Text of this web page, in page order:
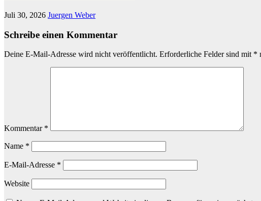
Juli 30, 2026 Juergen Weber
Schreibe einen Kommentar
Deine E-Mail-Adresse wird nicht veröffentlicht. Erforderliche Felder sind mit *
Kommentar *
Name *
E-Mail-Adresse *
Website